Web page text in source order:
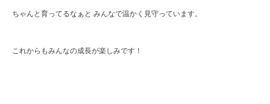
ちゃんと育ってるなぁと みんなで温かく見守っています。
これからもみんなの成長が楽しみです！